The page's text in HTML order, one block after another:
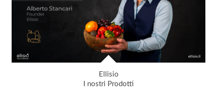
Ellisio
I nostri Prodotti